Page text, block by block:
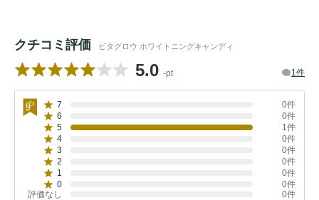
クチコミ評価 ビタグロウ ホワイトニングキャンディ
5.0 -pt 1件
7
0件
6
0件
5
1件
4
0件
3
0件
2
0件
1
0件
0
0件
評価なし
0件